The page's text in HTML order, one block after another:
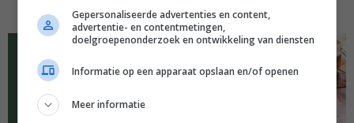
Gepersonaliseerde advertenties en content,
advertentie- en contentmetingen,
doelgroepenonderzoek en ontwikkeling van diensten
Informatie op een apparaat opslaan en/of openen
Meer informatie